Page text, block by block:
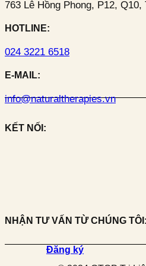
763 Lê Hồng Phong, P12, Q10,
HOTLINE:
024 3221 6518
E-MAIL:
info@naturaltherapies.vn
KẾT NỐI:
NHẬN TƯ VẤN TỪ CHÚNG TÔI:
Đăng ký